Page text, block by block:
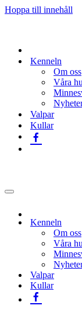
Hoppa till innehåll
Kenneln
Om oss
Våra
Valpar
Kullar
Navigeringsmeny
Kenneln
Om oss
Våra
Valpar
Kullar